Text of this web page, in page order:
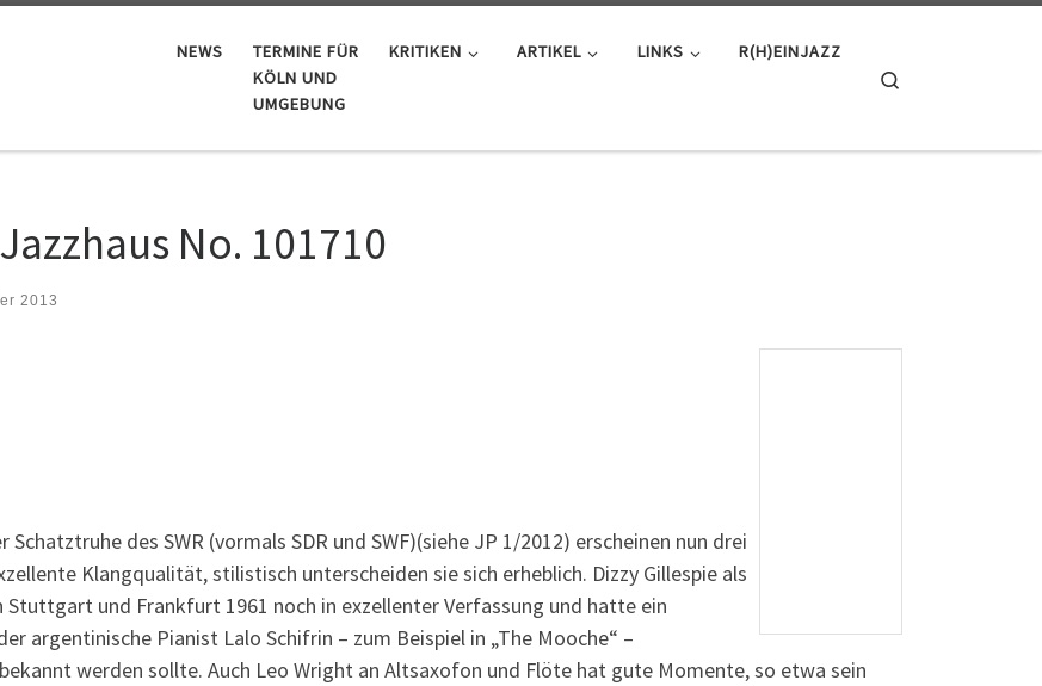
NEWS
TERMINE FÜR
KÖLN UND
UMGEBUNG
KRITIKEN ARTIKEL LINKS R(H)EINJAZZ
No. 101710
2013
des SWR (vormals SDR und SWF)(siehe JP 1/2012) erscheinen nun drei
Klangqualität, stilistisch unterscheiden sie sich erheblich. Dizzy Gillespie als
und Frankfurt 1961 noch in exzellenter Verfassung und hatte ein
argentinische Pianist Lalo Schifrin – zum Beispiel in „The Mooche“ –
werden sollte. Auch Leo Wright an Altsaxofon und Flöte hat gute Momente, so etwa sein